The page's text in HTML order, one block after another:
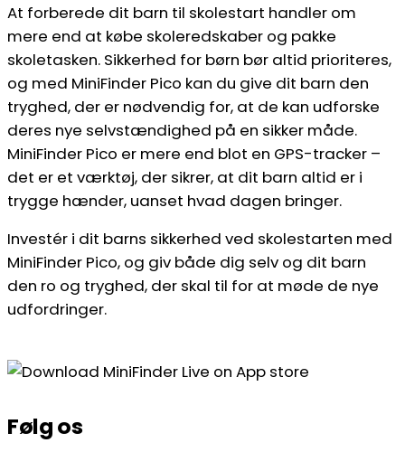
At forberede dit barn til skolestart handler om
mere end at købe skoleredskaber og pakke
skoletasken. Sikkerhed for børn bør altid prioriteres,
og med MiniFinder Pico kan du give dit barn den
tryghed, der er nødvendig for, at de kan udforske
deres nye selvstændighed på en sikker måde.
MiniFinder Pico er mere end blot en GPS-tracker –
det er et værktøj, der sikrer, at dit barn altid er i
trygge hænder, uanset hvad dagen bringer.
Investér i dit barns sikkerhed ved skolestarten med
MiniFinder Pico, og giv både dig selv og dit barn
den ro og tryghed, der skal til for at møde de nye
udfordringer.
Følg os